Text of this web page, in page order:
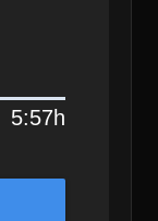
5:57h